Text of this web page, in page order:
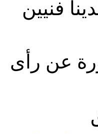
فنيين
عن رأى